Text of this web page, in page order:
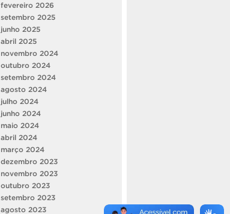
fevereiro 2026
setembro 2025
junho 2025
abril 2025
novembro 2024
outubro 2024
setembro 2024
agosto 2024
julho 2024
junho 2024
maio 2024
abril 2024
março 2024
dezembro 2023
novembro 2023
outubro 2023
setembro 2023
agosto 2023